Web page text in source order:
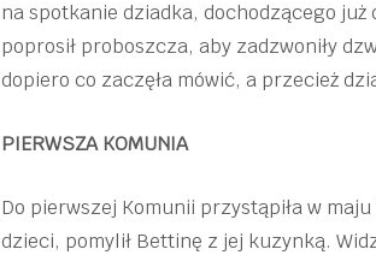
na spotkanie dziadka, dochodzącego
poprosił proboszcza, aby zadzwoniły
dopiero co zaczęła mówić, a przecież
PIERWSZA KOMUNIA
Do pierwszej Komunii przystąpiła w
dzieci, pomylił Bettinę z jej kuzynką.